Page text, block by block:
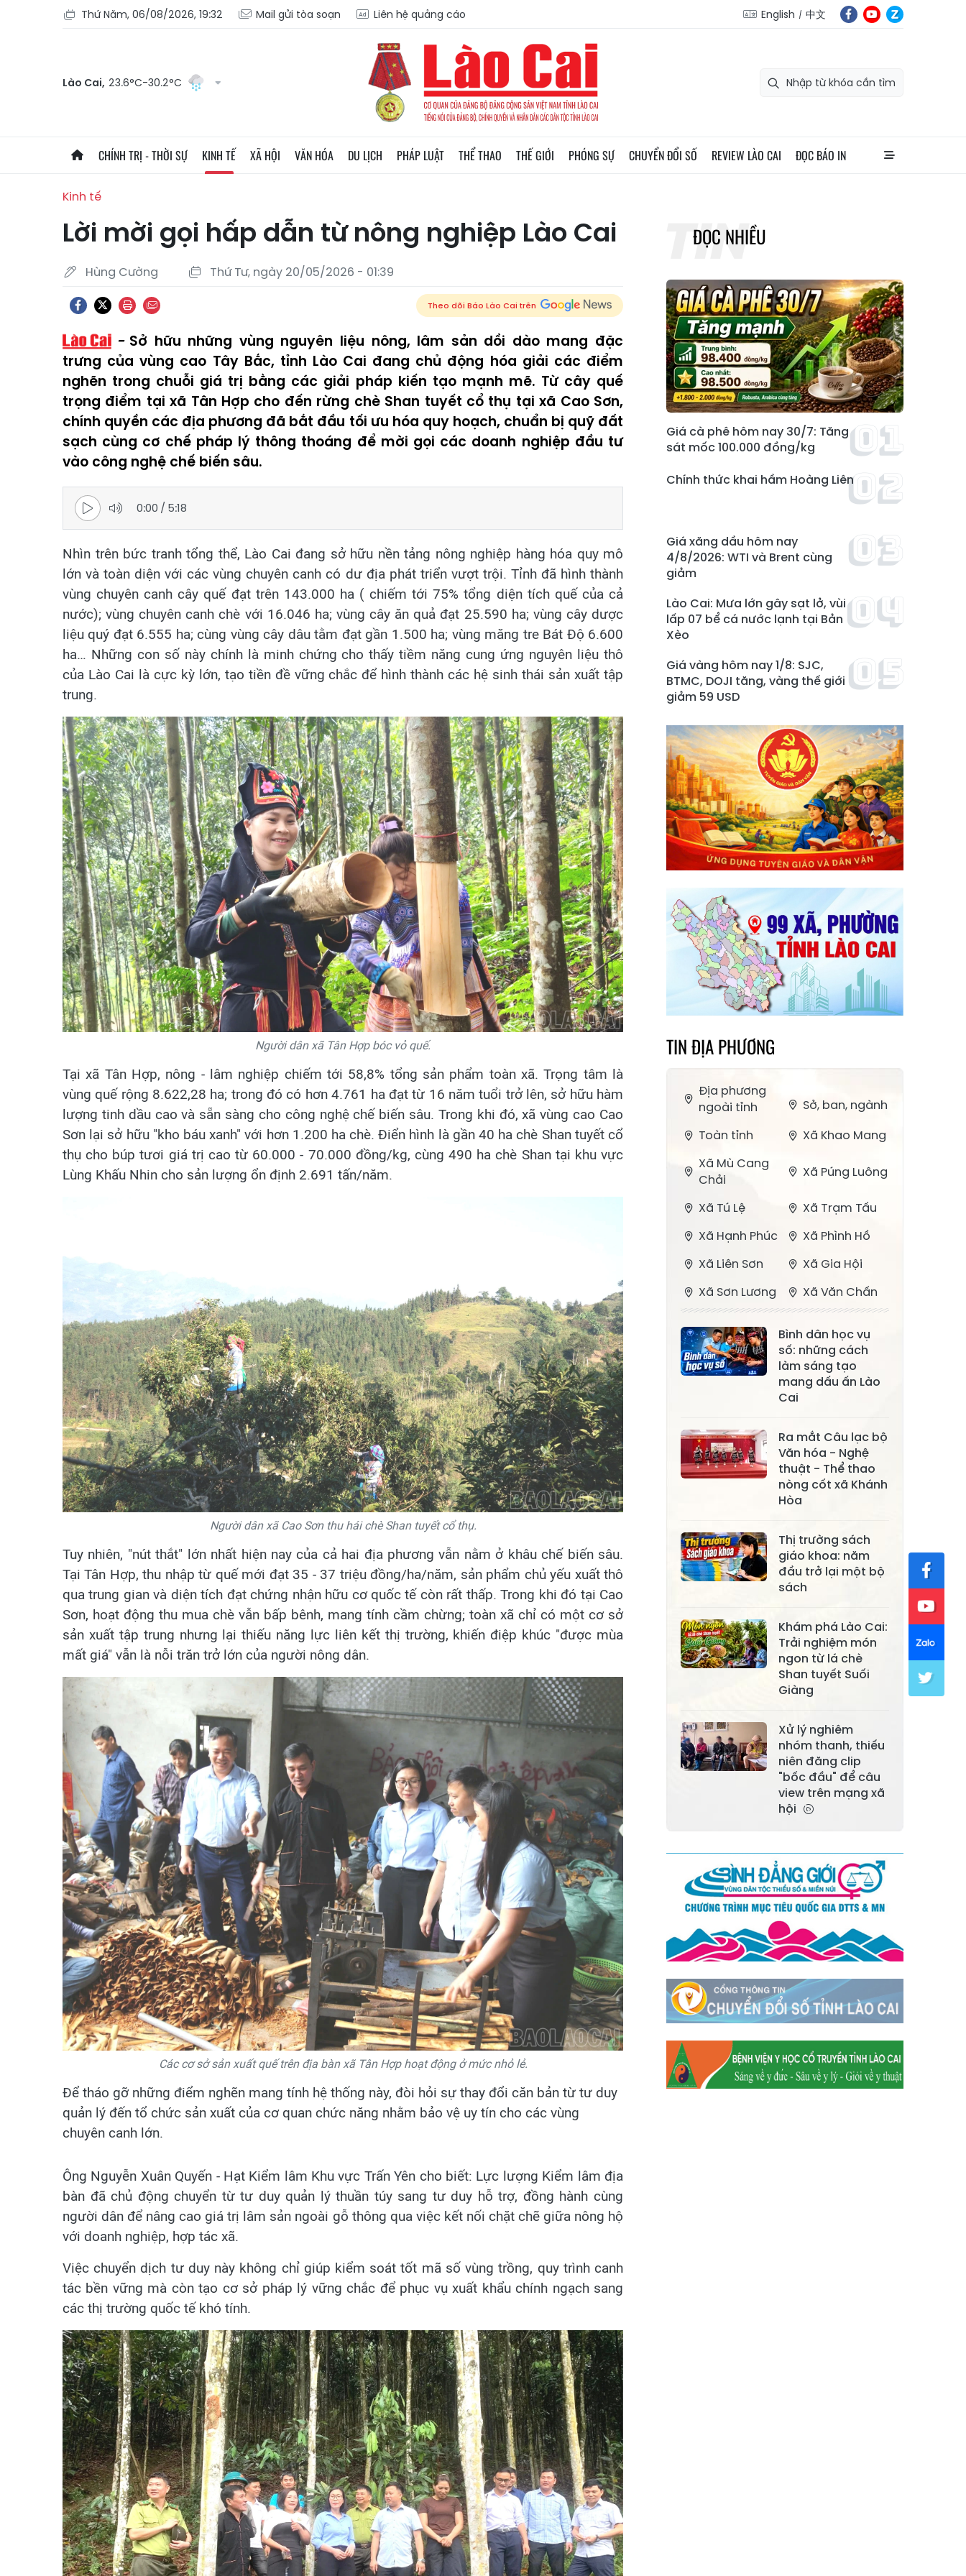
Thứ Năm, 06/08/2026, 19:32 Mail gửi tòa soạn Liên hệ quảng cáo English 中文
Lào Cai, 23.6°C-30.2°C
CHÍNH TRỊ - THỜI SỰ KINH TẾ XÃ HỘI VĂN HÓA DU LỊCH PHÁP LUẬT THỂ THAO THẾ GIỚI PHÓNG SỰ CHUYỂN ĐỔI SỐ REVIEW LÀO CAI ĐỌC BÁO IN
Kinh tế
Lời mời gọi hấp dẫn từ nông nghiệp Lào Cai
Hùng Cường Thứ Tư, ngày 20/05/2026 - 01:39
Theo dõi Báo Lào Cai trên
Sở hữu những vùng nguyên liệu nông, lâm sản dồi dào mang đặc
trưng của vùng cao Tây Bắc, tỉnh Lào Cai đang chủ động hóa giải các điểm
nghẽn trong chuỗi giá trị bằng các giải pháp kiến tạo mạnh mẽ. Từ cây quế
trọng điểm tại xã Tân Hợp cho đến rừng chè Shan tuyết cổ thụ tại xã Cao Sơn,
chính quyền các địa phương đã bắt đầu tối ưu hóa quy hoạch, chuẩn bị quỹ đất
sạch cùng cơ chế pháp lý thông thoáng để mời gọi các doanh nghiệp đầu tư
vào công nghệ chế biến sâu.
0:00 / 5:18
Nhìn trên bức tranh tổng thể, Lào Cai đang sở hữu nền tảng nông nghiệp hàng hóa quy mô
lớn và toàn diện với các vùng chuyên canh có dư địa phát triển vượt trội. Tỉnh đã hình thành
vùng chuyên canh cây quế đạt trên 143.000 ha ( chiếm tới 75% tổng diện tích quế của cả
nước); vùng chuyên canh chè với 16.046 ha; vùng cây ăn quả đạt 25.590 ha; vùng cây dược
liệu quý đạt 6.555 ha; cùng vùng cây dâu tằm đạt gần 1.500 ha; vùng măng tre Bát Độ 6.600
ha… Những con số này chính là minh chứng cho thấy tiềm năng cung ứng nguyên liệu thô
của Lào Cai là cực kỳ lớn, tạo tiền đề vững chắc để hình thành các hệ sinh thái sản xuất tập
trung.
Người dân xã Tân Hợp bóc vỏ quế.
Tại xã Tân Hợp, nông - lâm nghiệp chiếm tới 58,8% tổng sản phẩm toàn xã. Trọng tâm là
vùng quế rộng 8.622,28 ha; trong đó có hơn 4.761 ha đạt từ 16 năm tuổi trở lên, sở hữu hàm
lượng tinh dầu cao và sẵn sàng cho công nghệ chế biến sâu. Trong khi đó, xã vùng cao Cao
Sơn lại sở hữu "kho báu xanh" với hơn 1.200 ha chè. Điển hình là gần 40 ha chè Shan tuyết cổ
thụ cho búp tươi giá trị cao từ 60.000 - 70.000 đồng/kg, cùng 490 ha chè Shan tại khu vực
Lùng Khấu Nhin cho sản lượng ổn định 2.691 tấn/năm.
Người dân xã Cao Sơn thu hái chè Shan tuyết cổ thụ.
Tuy nhiên, "nút thắt" lớn nhất hiện nay của cả hai địa phương vẫn nằm ở khâu chế biến sâu.
Tại Tân Hợp, thu nhập từ quế mới đạt 35 - 37 triệu đồng/ha/năm, sản phẩm chủ yếu xuất thô
qua trung gian và diện tích đạt chứng nhận hữu cơ quốc tế còn rất thấp. Trong khi đó tại Cao
Sơn, hoạt động thu mua chè vẫn bấp bênh, mang tính cầm chừng; toàn xã chỉ có một cơ sở
sản xuất tập trung nhưng lại thiếu năng lực liên kết thị trường, khiến điệp khúc "được mùa
mất giá" vẫn là nỗi trăn trở lớn của người nông dân.
Các cơ sở sản xuất quế trên địa bàn xã Tân Hợp hoạt động ở mức nhỏ lẻ.
Để tháo gỡ những điểm nghẽn mang tính hệ thống này, đòi hỏi sự thay đổi căn bản từ tư duy
quản lý đến tổ chức sản xuất của cơ quan chức năng nhằm bảo vệ uy tín cho các vùng
chuyên canh lớn.
Ông Nguyễn Xuân Quyến - Hạt Kiểm lâm Khu vực Trấn Yên cho biết: Lực lượng Kiểm lâm địa
bàn đã chủ động chuyển từ tư duy quản lý thuần túy sang tư duy hỗ trợ, đồng hành cùng
người dân để nâng cao giá trị lâm sản ngoài gỗ thông qua việc kết nối chặt chẽ giữa nông hộ
với doanh nghiệp, hợp tác xã.
Việc chuyển dịch tư duy này không chỉ giúp kiểm soát tốt mã số vùng trồng, quy trình canh
tác bền vững mà còn tạo cơ sở pháp lý vững chắc để phục vụ xuất khẩu chính ngạch sang
các thị trường quốc tế khó tính.
ĐỌC NHIỀU
Giá cà phê hôm nay 30/7: Tăng
sát mốc 100.000 đồng/kg
Chính thức khai hầm Hoàng Liên
Giá xăng dầu hôm nay
4/8/2026: WTI và Brent cùng
giảm
Lào Cai: Mưa lớn gây sạt lở, vùi
lấp 07 bể cá nước lạnh tại Bản
Xèo
Giá vàng hôm nay 1/8: SJC,
BTMC, DOJI tăng, vàng thế giới
giảm 59 USD
TIN ĐỊA PHƯƠNG
Địa phương
ngoài tỉnh
Sở, ban, ngành
Toàn tỉnh
Xã Khao Mang
Xã Mù Cang
Chải
Xã Púng Luông
Xã Tú Lệ
Xã Trạm Tấu
Xã Hạnh Phúc
Xã Phình Hồ
Xã Liên Sơn
Xã Gia Hội
Xã Sơn Lương
Xã Văn Chấn
Bằng La
Xã Chấn Thịnh
Xã Nghĩa Tâm
Xã Phong Dụ
Hạ
Xã Đông
Cuông
Xã Tân Hợp
Xã Mậu A Xã Xuân Ái
Xã Lục Yên
Xã Tân Lĩnh
Xã Khánh Hòa
Xã Phúc Lợi
Xã Yên Thành
Xã Thác Bà
Xã Yên Bình
Xã Bảo Ái
Xã Hưng
Xã Lương
Thịnh
Xã Việt Hồng
Xã Cốc San
Xã Hợp Thành
Xã Phong Hải
Quang
Xã Tằng Loỏng
Xã Gia Phú
Xã Mường
Hum
Xã Y Tý
Xã A Mú Sung
Xã Trịnh Tường
Xã Nậm Chày
Xã Bản Xèo
Xã Bát Xát
Xã Võ Lao
Xã Khánh Yên
Xã Văn Bàn
Xã Dương Quỳ
Bình dân học vụ
số: những cách
làm sáng tạo
mang dấu ấn Lào
Cai
Ra mắt Câu lạc bộ
Văn hóa - Nghệ
thuật - Thể thao
nòng cốt xã Khánh
Hòa
Thị trường sách
giáo khoa: năm
đầu trở lại một bộ
sách
Khám phá Lào Cai:
Trải nghiệm món
ngon từ lá chè
Shan tuyết Suối
Giàng
Xử lý nghiêm
nhóm thanh, thiếu
niên đăng clip
"bốc đầu" để câu
view trên mạng xã
hội